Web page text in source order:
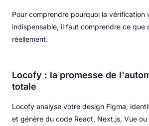
Pour comprendre pourquoi la vérification
indispensable, il faut comprendre ce que
réellement.
Locofy : la promesse de
totale
Locofy analyse votre design Figma,
et génère du code React, Next.js, Vue ou